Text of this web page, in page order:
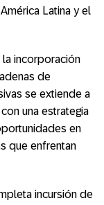
Latina y el
incorporación
de
se extiende a
una estrategia
en
que enfrentan
incursión de